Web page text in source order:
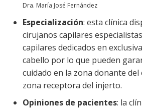
Dra. María José Fernández
Especialización: esta clínica
cirujanos capilares
capilares dedicados en
cabello por lo que pueden
cuidado en la zona donante del
zona receptora del injerto.
Opiniones de pacientes: la